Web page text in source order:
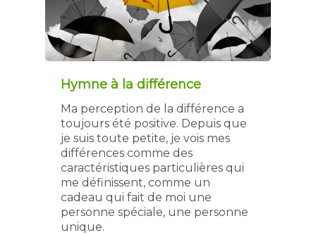
Hymne à la différence
Ma perception de la différence a
toujours été positive. Depuis que
je suis toute petite, je vois mes
différences comme des
caractéristiques particulières qui
me définissent, comme un
cadeau qui fait de moi une
personne spéciale, une personne
unique.
À Propos
La Fondatrice
Nouvelles
Services
Consultation /
Conférences